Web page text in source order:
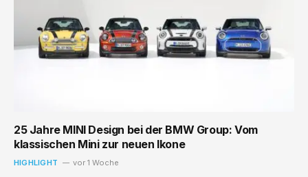
25 Jahre MINI Design bei der BMW Group: Vom
klassischen Mini zur neuen Ikone
HIGHLIGHT vor 1 Woche